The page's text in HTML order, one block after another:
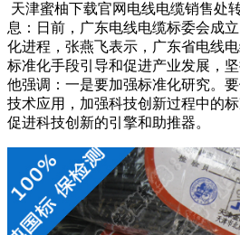
天津蜜柚下载官网电线电缆销售处
息：日前，广东电线电缆标委会成
化进程，张燕飞表示，广东省电线
标准化手段引导和促进产业发展，
他强调：一是要加强标准化研究。
技术应用，加强科技创新过程中的
促进科技创新的引擎和助推器。